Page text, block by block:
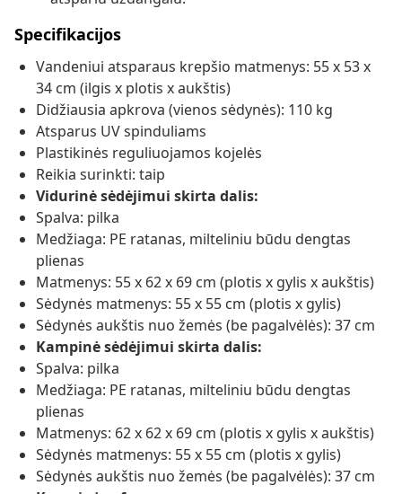
Specifikacijos
Vandeniui atsparaus krepšio matmenys: 55 x 53 x
34 cm (ilgis x plotis x aukštis)
Didžiausia apkrova (vienos sėdynės): 110 kg
Atsparus UV spinduliams
Plastikinės reguliuojamos kojelės
Reikia surinkti: taip
Vidurinė sėdėjimui skirta dalis:
Spalva: pilka
Medžiaga: PE ratanas, milteliniu būdu dengtas
plienas
Matmenys: 55 x 62 x 69 cm (plotis x gylis x aukštis)
Sėdynės matmenys: 55 x 55 cm (plotis x gylis)
Sėdynės aukštis nuo žemės (be pagalvėlės): 37 cm
Kampinė sėdėjimui skirta dalis:
Spalva: pilka
Medžiaga: PE ratanas, milteliniu būdu dengtas
plienas
Matmenys: 62 x 62 x 69 cm (plotis x gylis x aukštis)
Sėdynės matmenys: 55 x 55 cm (plotis x gylis)
Sėdynės aukštis nuo žemės (be pagalvėlės): 37 cm